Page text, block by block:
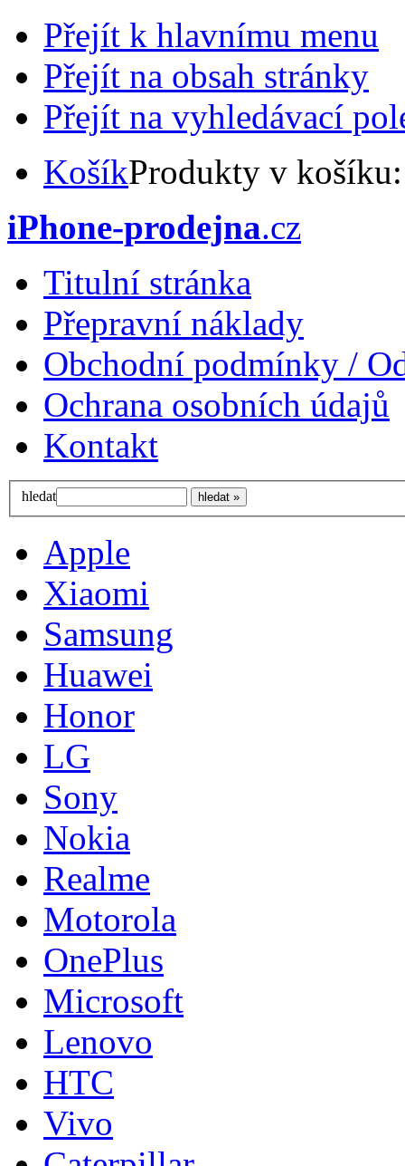
Přejít k hlavnímu menu
Přejít na obsah stránky
Přejít na vyhledávací
KošíkProdukty v
iPhone-prodejna.cz
Titulní stránka
Přepravní náklady
Obchodní podmínky /
Ochrana osobních údajů
Kontakt
hledat
Apple
Xiaomi
Samsung
Huawei
Honor
LG
Sony
Nokia
Realme
Motorola
OnePlus
Microsoft
Lenovo
HTC
Vivo